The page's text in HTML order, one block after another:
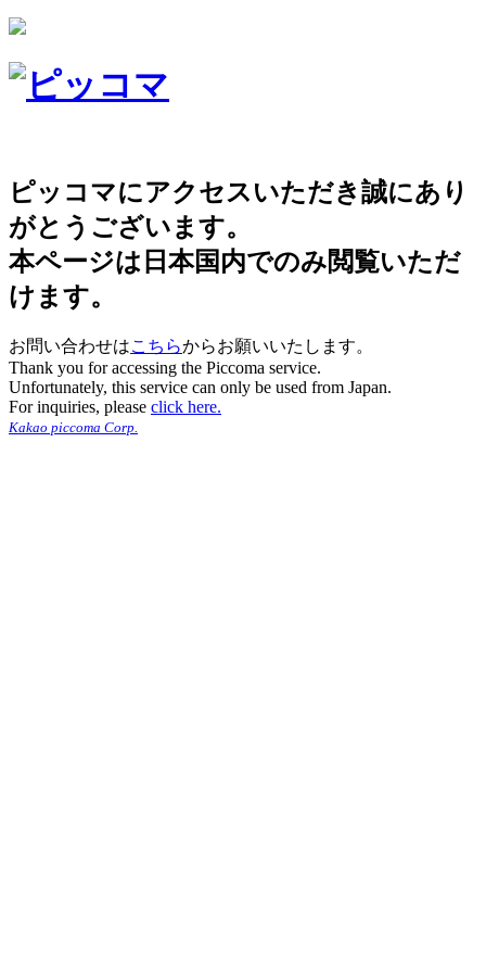
ピッコマにアクセスいただき誠にあり
がとうございます。
本ページは日本国内でのみ閲覧いただ
けます。
お問い合わせはこちらからお願いいたします。
Thank you for accessing the Piccoma service.
Unfortunately, this service can only be used from Japan.
For inquiries, please click here.
Kakao piccoma Corp.